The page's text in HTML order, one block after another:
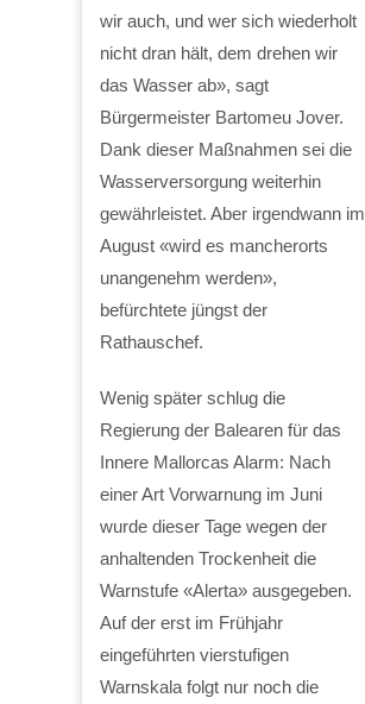
wir auch, und wer sich wiederholt
nicht dran hält, dem drehen wir
das Wasser ab», sagt
Bürgermeister Bartomeu Jover.
Dank dieser Maßnahmen sei die
Wasserversorgung weiterhin
gewährleistet. Aber irgendwann im
August «wird es mancherorts
unangenehm werden»,
befürchtete jüngst der
Rathauschef.
Wenig später schlug die
Regierung der Balearen für das
Innere Mallorcas Alarm: Nach
einer Art Vorwarnung im Juni
wurde dieser Tage wegen der
anhaltenden Trockenheit die
Warnstufe «Alerta» ausgegeben.
Auf der erst im Frühjahr
eingeführten vierstufigen
Warnskala folgt nur noch die